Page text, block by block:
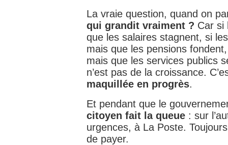
La vraie question, quand on
qui grandit vraiment ? Car si
que les salaires stagnent, si
mais que les pensions
mais que les services publics
n’est pas de la croissance.
maquillée en progrès.
Et pendant que le
citoyen fait la queue : sur
urgences, à La Poste.
de payer.